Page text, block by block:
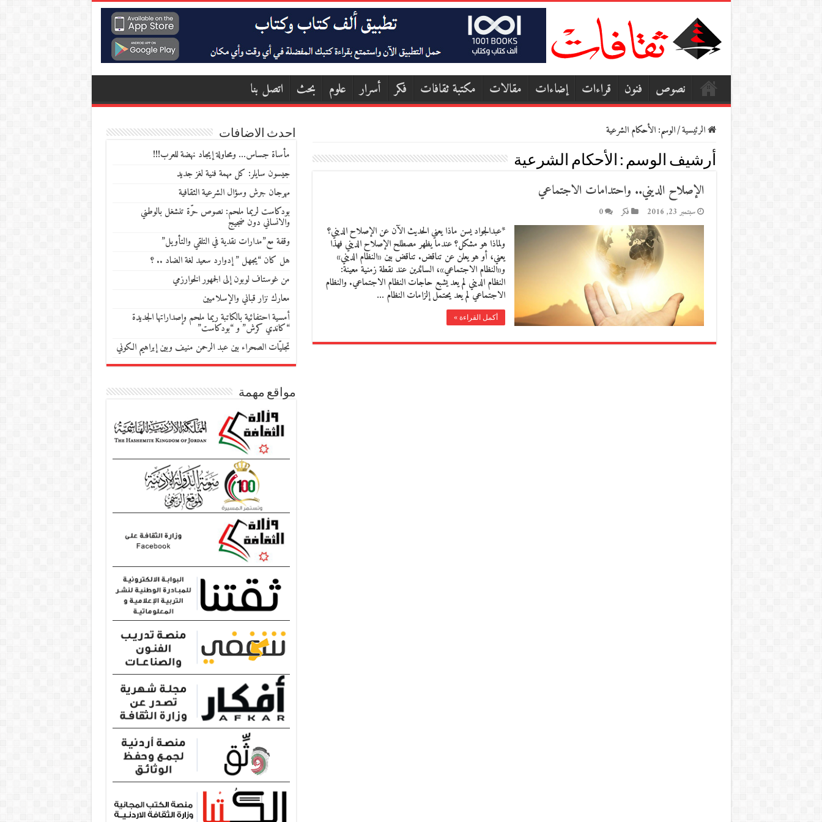
نصوص فنون قراءات إضاءات مقالات مكتبة ثقافات فكر أسرار علوم بحث اتصل بنا
الرئيسية/الوسم:الأحكام الشرعية
أرشيف الوسم : الأحكام الشرعية
الإصلاح الديني.. واحتدامات الاجتماعي
سبتمبر 23, 2016 فكر 0
*عبدالجواد يسن ماذا يعني الحديث الآن عن الإصلاح الديني؟
ولماذا هو مشكل؟ عندما يظهر مصطلح الإصلاح الديني فهذا
يعني، أو هو يعلن عن تناقض. تناقض بين «النظام الديني»
و«النظام الاجتماعي»، السائدين عند نقطة زمنية معينة:
النظام الديني لم يعد يشبع حاجات النظام الاجتماعي. والنظام
الاجتماعي لم يعد يحتمل إلزامات النظام …
أكمل القراءة »
احدث الاضافات
مأساة جساس… ومحاولة إيجاد نهضة للعرب!!!
جيسون سايلر: كل مهمة فنية لغز جديد
مهرجان جرش وسؤال الشرعية الثقافية
بودكاست لريما ملحم: نصوص حرّة تنشغل بالوطني
والانساني دون ضجيج
وقفة مع”مدارات نقدية في التلقي والتأويل”
هل كان “يجهل ” إدوارد سعيد لغة الضاد .. ؟
من غوستاف لوبون إلى الجمهور الخوارزمي
معارك نزار قباني والإسلاميين
أمسية احتفائية بالكاتبة ريما ملحم وإصداراتها الجديدة
“كاندي كرش” و “بودكاست”
تجليّات الصحراء بين عبد الرحمن منيف وبين إبراهيم الكوني
مواقع مهمة